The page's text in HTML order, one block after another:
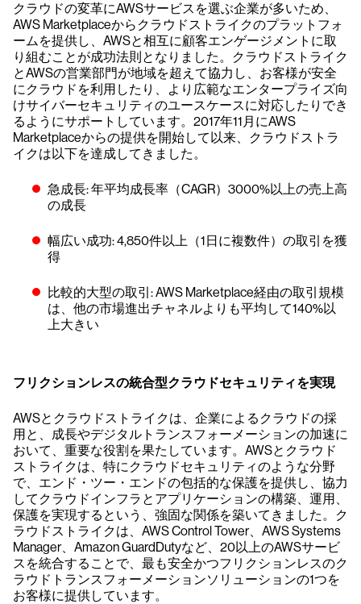
クラウドの変革にAWSサービスを選ぶ企業が多いため、
AWS Marketplaceからクラウドストライクのプラットフォ
ームを提供し、AWSと相互に顧客エンゲージメントに取
り組むことが成功法則となりました。クラウドストライク
とAWSの営業部門が地域を超えて協力し、お客様が安全
にクラウドを利用したり、より広範なエンタープライズ向
けサイバーセキュリティのユースケースに対応したりでき
るようにサポートしています。2017年11月にAWS
Marketplaceからの提供を開始して以来、クラウドストラ
イクは以下を達成してきました。
急成長: 年平均成長率（CAGR）3000%以上の売上高
の成長
幅広い成功: 4,850件以上（1日に複数件）の取引を獲
得
比較的大型の取引: AWS Marketplace経由の取引規模
は、他の市場進出チャネルよりも平均して140%以
上大きい
フリクションレスの統合型クラウドセキュリティを実現
AWSとクラウドストライクは、企業によるクラウドの採
用と、成長やデジタルトランスフォーメーションの加速に
おいて、重要な役割を果たしています。AWSとクラウド
ストライクは、特にクラウドセキュリティのような分野
で、エンド・ツー・エンドの包括的な保護を提供し、協力
してクラウドインフラとアプリケーションの構築、運用、
保護を実現するという、強固な関係を築いてきました。ク
ラウドストライクは、AWS Control Tower、AWS Systems
Manager、Amazon GuardDutyなど、20以上のAWSサービ
スを統合することで、最も安全かつフリクションレスのク
ラウドトランスフォーメーションソリューションの1つを
お客様に提供しています。